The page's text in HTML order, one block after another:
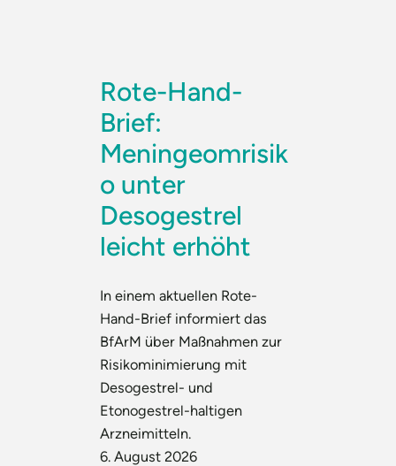
Rote-Hand-
Brief:
Meningeomrisik
o unter
Desogestrel
leicht erhöht
In einem aktuellen Rote-
Hand-Brief informiert das
BfArM über Maßnahmen zur
Risikominimierung mit
Desogestrel- und
Etonogestrel-haltigen
Arzneimitteln.
6. August 2026